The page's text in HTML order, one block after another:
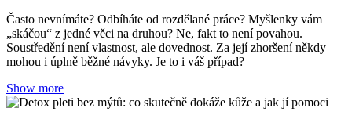
Často nevnímáte? Odbíháte od rozdělané práce? Myšlenky vám
„skáčou“ z jedné věci na druhou? Ne, fakt to není povahou.
Soustředění není vlastnost, ale dovednost. Za její zhoršení někdy
mohou i úplně běžné návyky. Je to i váš případ?
Show more